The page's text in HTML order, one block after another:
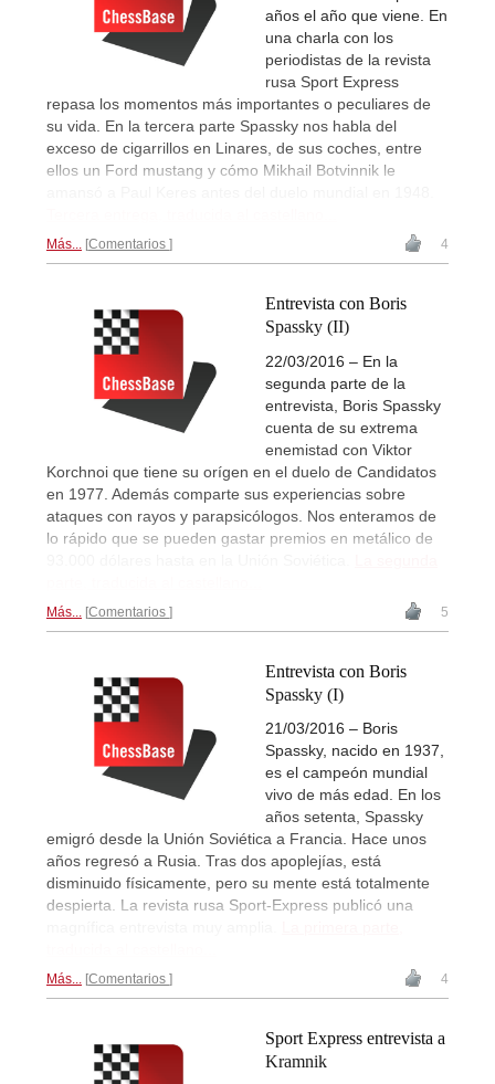
años el año que viene. En
una charla con los
periodistas de la revista
rusa Sport Express
repasa los momentos más importantes o peculiares de
su vida. En la tercera parte Spassky nos habla del
exceso de cigarrillos en Linares, de sus coches, entre
ellos un Ford mustang y cómo Mikhail Botvinnik le
Más... Comentarios 4
Entrevista con Boris
Spassky (II)
22/03/2016 – En la
segunda parte de la
entrevista, Boris Spassky
cuenta de su extrema
enemistad con Viktor
Korchnoi que tiene su orígen en el duelo de Candidatos
en 1977. Además comparte sus experiencias sobre
ataques con rayos y parapsicólogos. Nos enteramos de
lo rápido que se pueden gastar premios en metálico de
Más... Comentarios 5
Entrevista con Boris
Spassky (I)
21/03/2016 – Boris
Spassky, nacido en 1937,
es el campeón mundial
vivo de más edad. En los
años setenta, Spassky
emigró desde la Unión Soviética a Francia. Hace unos
años regresó a Rusia. Tras dos apoplejías, está
disminuido físicamente, pero su mente está totalmente
despierta. La revista rusa Sport-Express publicó una
Más... Comentarios 4
Sport Express entrevista a
Kramnik